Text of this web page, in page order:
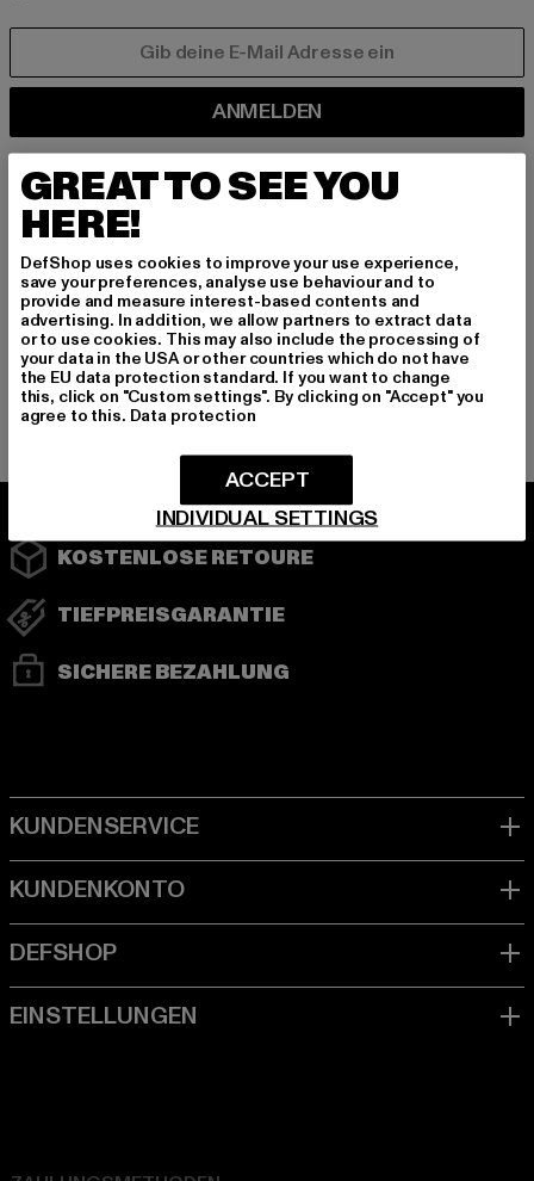
ANMELDEN
in unserer Datenschutzerklärung. Du kannst Dich jederzeit kostenfei
abmelden. Datenschutzerklärung lesen.
Play market
App store
InstagramFacebook
YouTube
KOSTENLOSE RETOURE
TIEFPREISGARANTIE
SICHERE BEZAHLUNG
GREAT TO SEE YOU
HERE!
DefShop uses cookies to improve your use experience,
save your preferences, analyse use behaviour and to
provide and measure interest-based contents and
advertising. In addition, we allow partners to extract data
or to use cookies. This may also include the processing of
your data in the USA or other countries which do not have
the EU data protection standard. If you want to change
this, click on "Custom settings". By clicking on "Accept" you
agree to this. Data protection
INDIVIDUAL SETTINGS
ACCEPT